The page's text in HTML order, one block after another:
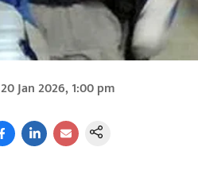
20 Jan 2026, 1:00 pm